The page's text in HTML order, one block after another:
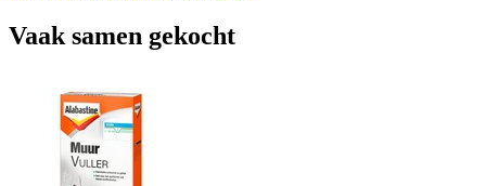
Vaak samen gekocht